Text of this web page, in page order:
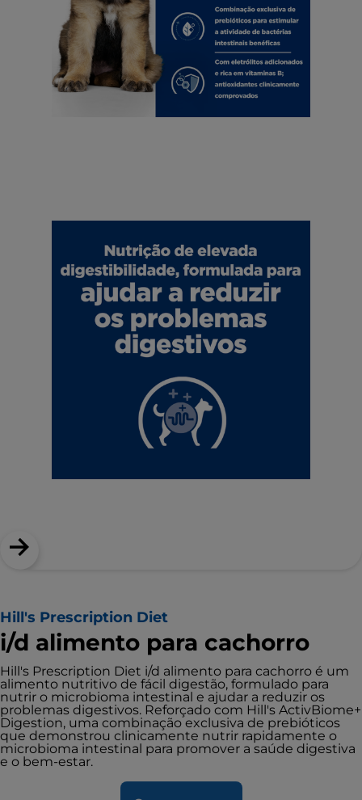
Hill's Prescription Diet
i/d alimento para cachorro
Hill's Prescription Diet i/d alimento para cachorro é um
alimento nutritivo de fácil digestão, formulado para
nutrir o microbioma intestinal e ajudar a reduzir os
problemas digestivos. Reforçado com Hill's ActivBiome+
Digestion, uma combinação exclusiva de prebióticos
que demonstrou clinicamente nutrir rapidamente o
microbioma intestinal para promover a saúde digestiva
e o bem-estar.